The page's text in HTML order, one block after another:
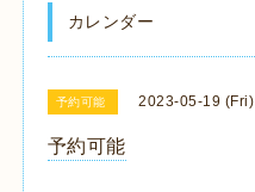
カレンダー
予約可能 2023-05-19 (Fri)
予約可能